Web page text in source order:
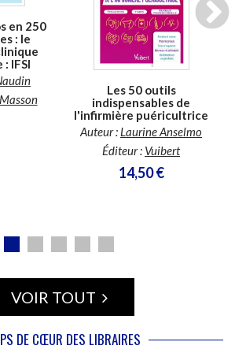
en 250
: le
IFSI
En stock *
*stock limité
Les 50 outils
indispensables de
l'infirmière puéricultrice
Auteur : Laurine Anselmo
Éditeur : Vuibert
14,50 €
VOIR TOUT
DE CŒUR DES LIBRAIRES